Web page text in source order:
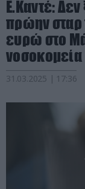
Ε.Καντέ: Δεν
πρώην σταρ
ευρώ στο
νοσοκομεία
31.03.2025 | 17:36